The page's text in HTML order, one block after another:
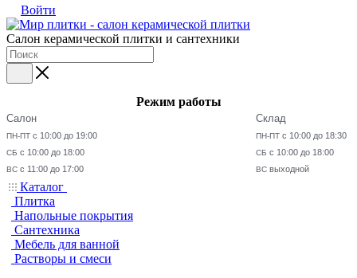
Войти
Салон керамической плитки и сантехники
Режим работы
Салон
ПН-ПТ с 10:00 до 19:00
СБ с 10:00 до 18:00
ВС с 11:00 до 17:00
Склад
ПН-ПТ с 10:00 до 18:30
СБ с 10:00 до 18:00
ВС выходной
Каталог
Плитка
Напольные покрытия
Сантехника
Мебель для ванной
Растворы и смеси